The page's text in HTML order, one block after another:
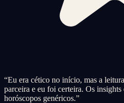
“Eu era cético no início, mas a
parceira e eu foi certeira. Os
horóscopos genéricos.”